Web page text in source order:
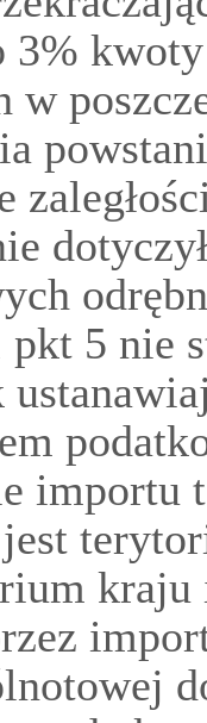
3%
w
pkt 5 nie
importu